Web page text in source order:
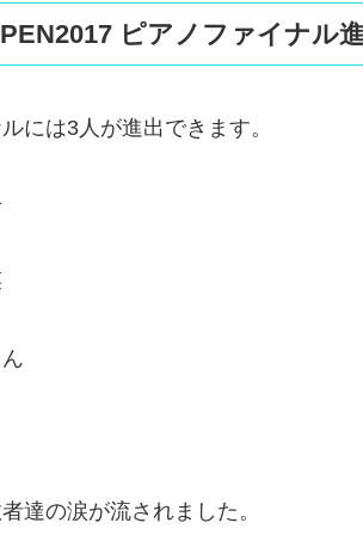
ピアノファイナル
には3人が進出できます。
達の涙が流されました。